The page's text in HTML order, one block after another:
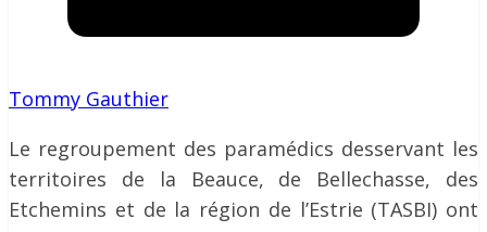
Tommy Gauthier
Le regroupement des paramédics desservant les
territoires de la Beauce, de Bellechasse, des
Etchemins et de la région de l’Estrie (TASBI) ont